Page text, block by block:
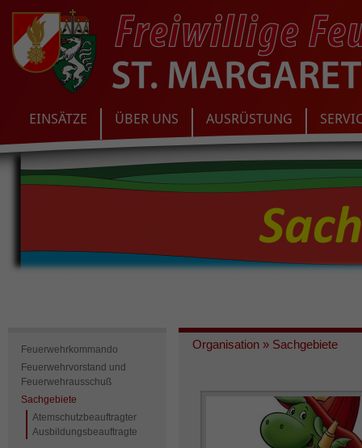
EINSÄTZE ÜBER UNS AUSRÜSTUNG
Feuerwehrkommando
Feuerwehrvorstand und
Feuerwehrausschuß
Sachgebiete
Atemschutzbeauftragter
Ausbildungsbeauftragte
Organisation » Sachgebiete